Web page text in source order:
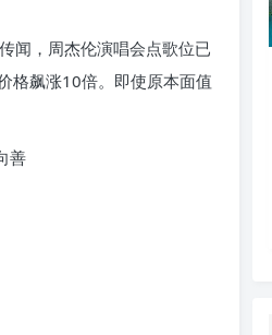
闻，周杰伦演唱会点歌位已
格飙涨10倍。即使原本面值
善